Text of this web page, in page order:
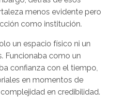
menos evidente pero
como institución.
un espacio físico ni un
Funcionaba como un
confianza con el tiempo,
en momentos de
en credibilidad.